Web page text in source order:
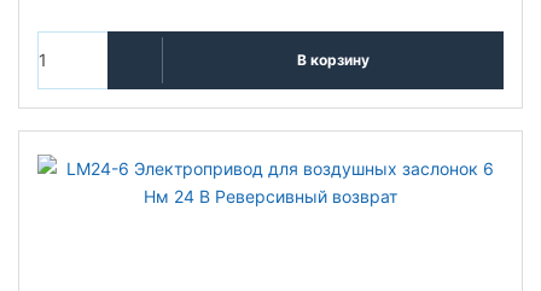
В корзину